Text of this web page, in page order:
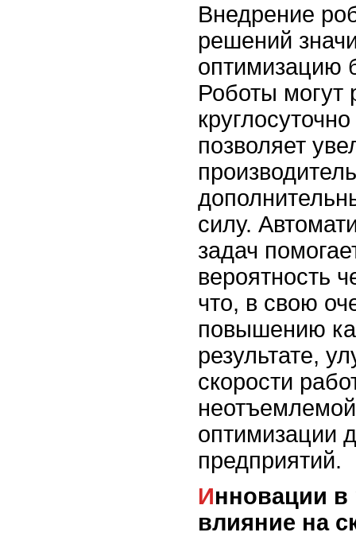
Внедрение
решений
оптимизацию
Роботы могут
позволяет
силу.
задач
вероятность
что, в свою
повышению
результате,
скорости
оптимизации
предприятий.
Инновации в роботизации и их
влияние на